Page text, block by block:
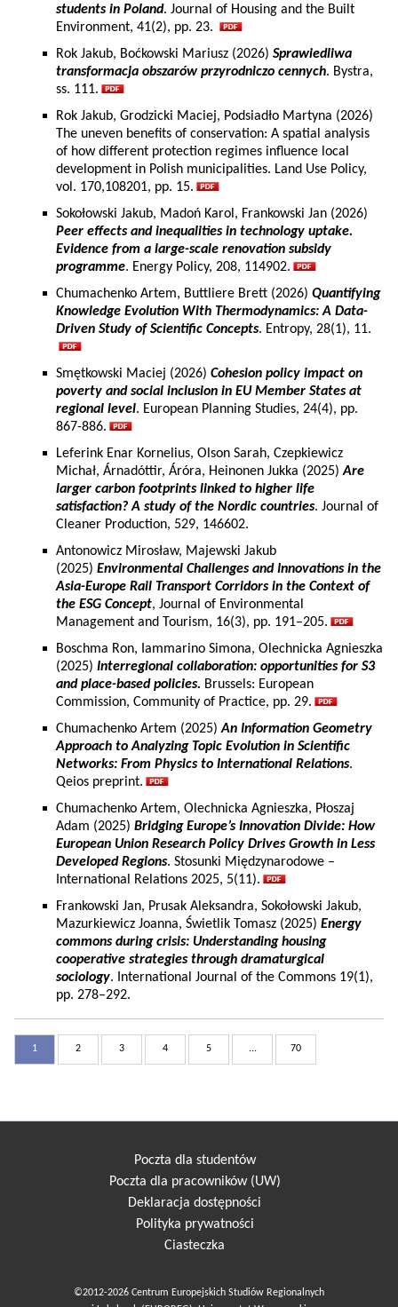
students in Poland. Journal of Housing and the Built
Environment, 41(2), pp. 23.
Rok Jakub, Boćkowski Mariusz (2026) Sprawiedliwa
transformacja obszarów przyrodniczo cennych. Bystra,
ss. 111.
Rok Jakub, Grodzicki Maciej, Podsiadło Martyna (2026)
The uneven benefits of conservation: A spatial analysis
of how different protection regimes influence local
development in Polish municipalities. Land Use Policy,
vol. 170,108201, pp. 15.
Sokołowski Jakub, Madoń Karol, Frankowski Jan (2026)
Peer effects and inequalities in technology uptake.
Evidence from a large-scale renovation subsidy
programme. Energy Policy, 208, 114902.
Chumachenko Artem, Buttliere Brett (2026) Quantifying
Knowledge Evolution With Thermodynamics: A Data-
Driven Study of Scientific Concepts. Entropy, 28(1), 11.
Smętkowski Maciej (2026) Cohesion policy impact on
poverty and social inclusion in EU Member States at
regional level. European Planning Studies, 24(4), pp.
867-886.
Leferink Enar Kornelius, Olson Sarah, Czepkiewicz
Michał, Árnadóttir, Áróra, Heinonen Jukka (2025)Are
larger carbon footprints linked to higher life
satisfaction? A study of the Nordic countries. Journal of
Cleaner Production, 529, 146602.
Antonowicz Mirosław, Majewski Jakub
(2025) Environmental Challenges and Innovations in the
Asia-Europe Rail Transport Corridors in the Context of
the ESG Concept, Journal of Environmental
Management and Tourism, 16(3), pp. 191–205.
Boschma Ron, Iammarino Simona, Olechnicka Agnieszka
(2025) Interregional collaboration: opportunities for S3
and place-based policies. Brussels: European
Commission, Community of Practice, pp. 29.
Chumachenko Artem (2025)An Information Geometry
Approach to Analyzing Topic Evolution in Scientific
Networks: From Physics to International Relations.
Qeios preprint.
Chumachenko Artem, Olechnicka Agnieszka, Płoszaj
Adam (2025) Bridging Europe’s Innovation Divide: How
European Union Research Policy Drives Growth in Less
Developed Regions. Stosunki Międzynarodowe –
International Relations 2025, 5(11).
Frankowski Jan, Prusak Aleksandra, Sokołowski Jakub,
Mazurkiewicz Joanna, Świetlik Tomasz (2025) Energy
commons during crisis: Understanding housing
cooperative strategies through dramaturgical
sociology. International Journal of the Commons 19(1),
pp. 278–292.
1 2 3 4 5 ... 70
Poczta dla studentów
Poczta dla pracowników (UW)
Deklaracja dostępności
Polityka prywatności
Ciasteczka
©2012-2026 Centrum Europejskich Studiów Regionalnych